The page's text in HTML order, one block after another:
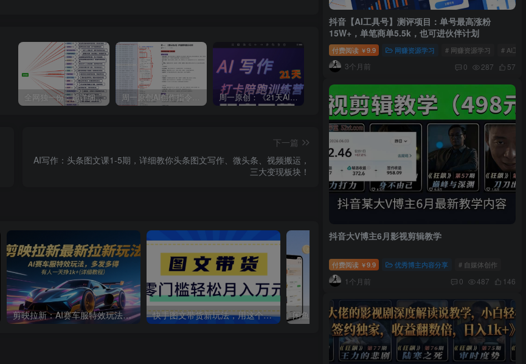
全网独一份：超详细的40+个自媒体赛道领域解析手册，让你的内容创作不再局限！ 周一原创AI创作指令词：30+个领域赛道的创作提示词集合 周一原创：《21天AI写作打卡陪跑训练营》全部内容讲解！（网站会员免费学习…） 小说推文：曼波推文玩法，起号快，流量猛，一天收益1k+ “不略”爆火简笔画书单号项目拆解，利用AI快速制作简笔画书单视频
下一篇
AI写作：头条图文课1-5期，详细教你头条图文写作、微头条、视频搬运，
三大变现板块！
剪映拉新：AI赛车服特效玩法，多发多得，有人一天挣1k+(详细教程) 快手图文带货新玩法，用这个方法零门槛，6个月收入87249（保姆级详细教程） 闲鱼：精细化运营入门+高阶实战教学+运营思路，零成本零风险轻创业电商项目
抖音【AI工具号】测评项目：单号最高涨粉
15W+，单笔商单5.5k，也可进伙伴计划
付费阅读 ￥9.9 网赚资源学习 # 网赚资源学习 # AI工
3个月前 0 287 57
抖音大V博主6月影视剪辑教学
付费阅读 ￥9.9 优秀博主内容分享 # 自媒体创作
1个月前 0 487 146